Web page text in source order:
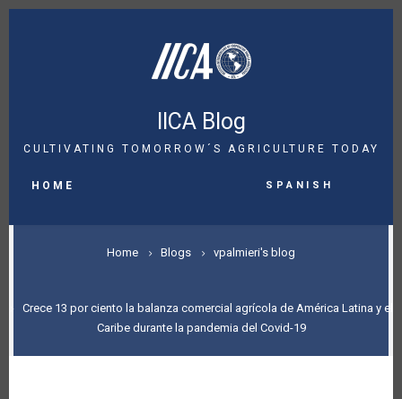
Skip
IICA Blog
CULTIVATING TOMORROW´S AGRICULTURE TODAY
NAVIGATION
HOME Spanish
BREADCRUMB
Home Blogs vpalmieri's blog
Crece 13 por ciento la balanza comercial agrícola de América Latina y el
Caribe durante la pandemia del Covid-19